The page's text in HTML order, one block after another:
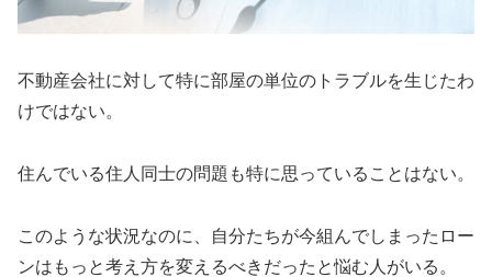
不動産会社に対して特に部屋の単位のトラブルを生じたわ
けではない。
住んでいる住人同士の問題も特に思っていることはない。
このような状況なのに、自分たちが今組んでしまったロー
ンはもっと考え方を変えるべきだったと悩む人がいる。